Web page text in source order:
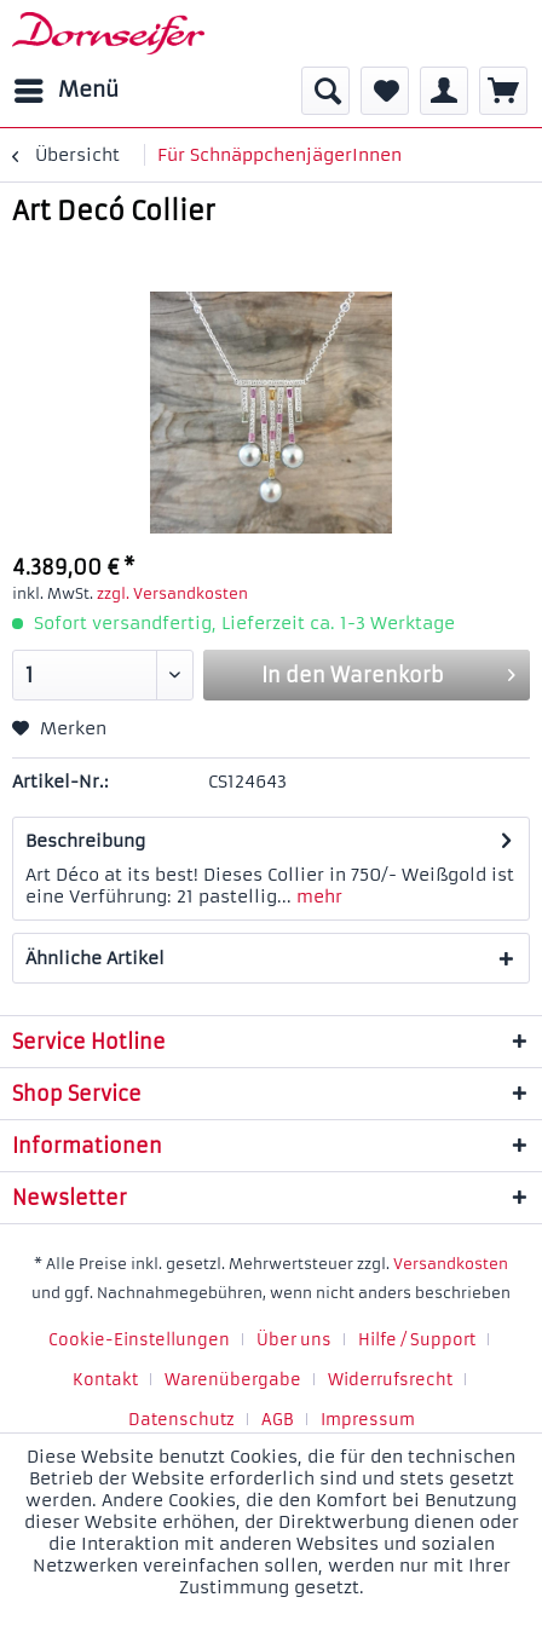
Menü
Übersicht Für SchnäppchenjägerInnen
Art Decó Collier
4.389,00 € *
inkl. MwSt. zzgl. Versandkosten
Sofort versandfertig, Lieferzeit ca. 1-3 Werktage
In den Warenkorb
Merken
Artikel-Nr.: CS124643
Beschreibung
Art Déco at its best! Dieses Collier in 750/- Weißgold ist
eine Verführung: 21 pastellig... mehr
Ähnliche Artikel
Service Hotline
Shop Service
Informationen
Newsletter
* Alle Preise inkl. gesetzl. Mehrwertsteuer zzgl. Versandkosten
und ggf. Nachnahmegebühren, wenn nicht anders beschrieben
Cookie-Einstellungen Über uns
Hilfe / Support
Kontakt
Warenübergabe
Widerrufsrecht
Datenschutz
AGB Impressum
Diese Website benutzt Cookies, die für den technischen
Betrieb der Website erforderlich sind und stets gesetzt
werden. Andere Cookies, die den Komfort bei Benutzung
dieser Website erhöhen, der Direktwerbung dienen oder
die Interaktion mit anderen Websites und sozialen
Netzwerken vereinfachen sollen, werden nur mit Ihrer
Zustimmung gesetzt.